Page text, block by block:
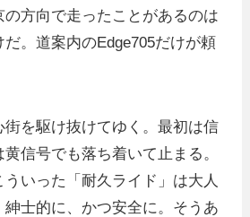
方向で走ったことがあるのは
。道案内のEdge705だけが頼
街を駆け抜けてゆく。最初は信
信号でも落ち着いて止まる。
いった「耐久ライド」は大人
士的に、かつ安全に。そうあ